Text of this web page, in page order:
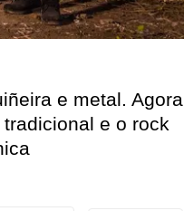
e metal. Agora
e o rock